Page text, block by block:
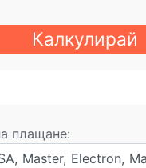
Калкулирай
плащане:
Master, Electron,